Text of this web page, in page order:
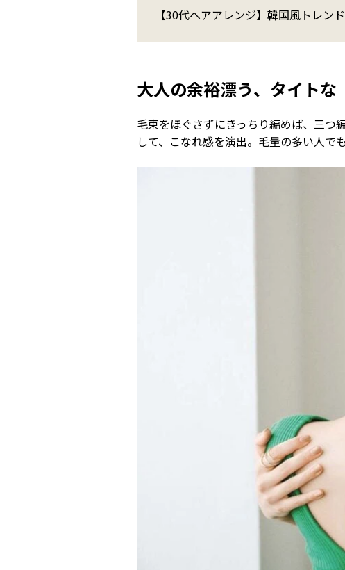
【30代へアアレンジ】韓国風トレン
大人の余裕漂う、タイトな
毛束をほぐさずにきっちり編めば、三つ
して、こなれ感を演出。毛量の多い人で